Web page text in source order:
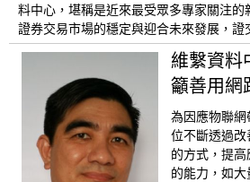
料中心，堪稱是近來最受眾多專家關注
證券交易市場的穩定與迎合未來發展，證
維繫資料
籲善用網
為因應物聯
位不斷透過
的方式，提
的能力，如大